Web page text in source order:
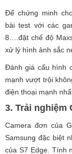
Để chứng minh
bài test với các
8….đặt chế độ
xử lý hình ảnh sắc
Đánh giá cấu hình
mạnh vượt trội
điện thoại mạnh
3. Trải nghiệm
Camera đơn của
Samsung đặc biệt
của S7 Edge. Tính